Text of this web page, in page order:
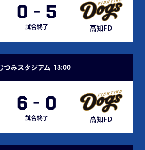
0 - 5
試合終了 高知FD
つみスタジアム 18:00
6 - 0
試合終了 高知FD